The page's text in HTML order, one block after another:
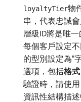
loyaltyTier物
串，代表忠誠
層級ID將是唯
每個客戶設定
的型別設定為"
選項，包括​格式
驗證時，請使用​
資訊性結構描